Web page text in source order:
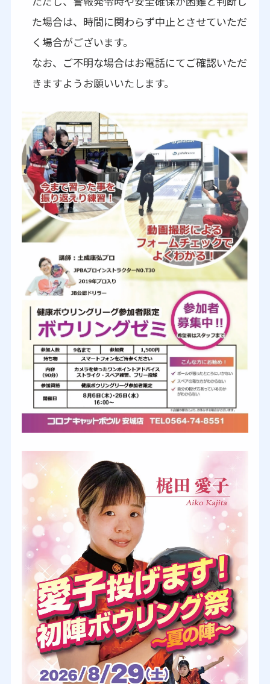
た場合は、時間に関わらず中止とさせていただ
く場合がございます。
なお、ご不明な場合はお電話にてご確認いただ
きますようお願いいたします。